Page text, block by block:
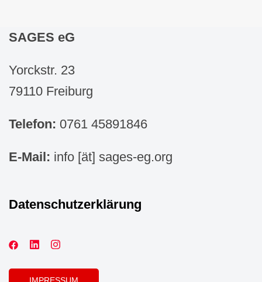
SAGES eG
Yorckstr. 23
79110 Freiburg
Telefon: 0761 45891846
E-Mail: info [ät] sages-eg.org
Datenschutzerklärung